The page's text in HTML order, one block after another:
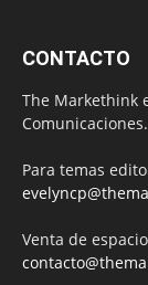
CONTACTO
The Markethink
Comunicaciones.
Para temas
Venta de